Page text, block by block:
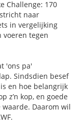
Challenge: 170
naar
in vergelijking
voeren tegen
'ons pa'
Sindsdien besef
en hoe belangrijk
z’n kop, en goede
Daarom wil